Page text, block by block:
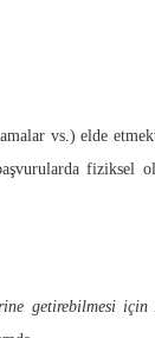
vs.) elde
fiziksel
getirebilmesi için